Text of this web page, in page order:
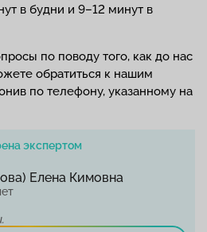
в будни и 9–12 минут в
по поводу того, как до нас
обратиться к нашим
по телефону, указанному на
экспертом
Елена Кимовна